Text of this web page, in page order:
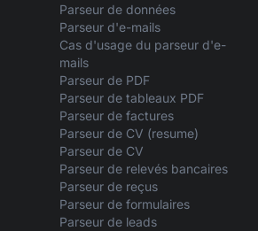
Parseur de données
Parseur d'e-mails
Cas d'usage du parseur d'e-
mails
Parseur de PDF
Parseur de tableaux PDF
Parseur de factures
Parseur de CV (resume)
Parseur de CV
Parseur de relevés bancaires
Parseur de reçus
Parseur de formulaires
Parseur de leads